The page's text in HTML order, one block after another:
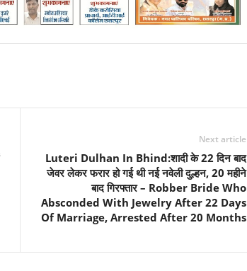
Next article
Luteri Dulhan In Bhind:शादी के 22 दिन बाद
जेवर लेकर फरार हो गई थी नई नवेली दुल्हन, 20 महीने
बाद गिरफ्तार – Robber Bride Who
Absconded With Jewelry After 22 Days
Of Marriage, Arrested After 20 Months